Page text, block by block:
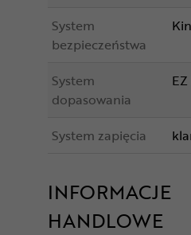
System
bezpieczeństwa
System
dopasowania
System zapięcia
INFORMACJE
HANDLOWE